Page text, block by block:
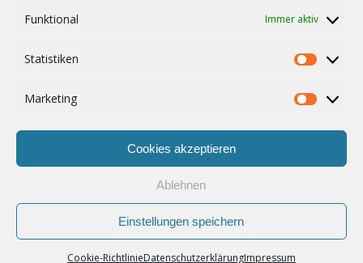
Funktional Immer aktiv
Statistiken
Marketing
Cookies akzeptieren
Ablehnen
Einstellungen speichern
Cookie-RichtlinieDatenschutzerklärungImpressum
meinen nächsten Kommentar speichern.
Zum Seitenanfang
Mobil Desktop